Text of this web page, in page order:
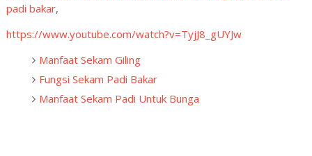
padi bakar,
https://www.youtube.com/watch?v=TyjJ8_gUYJw
Manfaat Sekam Giling
Fungsi Sekam Padi Bakar
Manfaat Sekam Padi Untuk Bunga